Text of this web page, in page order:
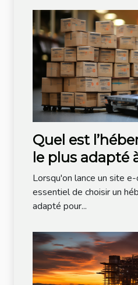
Quel est
le plus adapté
commerce ?
Lorsqu'on lance un site
essentiel de choisir un
adapté pour...